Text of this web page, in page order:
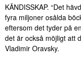
KÄNDISSKAP. “Det
fyra miljoner osålda
eftersom det tyder på
det är också möjligt att
Vladimir Oravsky.